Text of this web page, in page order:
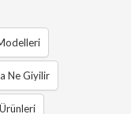
Ne Giyilir